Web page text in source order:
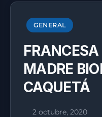
GENERAL
MADRE
CAQUETÁ
2 octubre, 2020